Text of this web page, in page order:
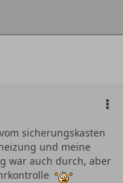
sicherungskasten
und meine
war auch durch, aber